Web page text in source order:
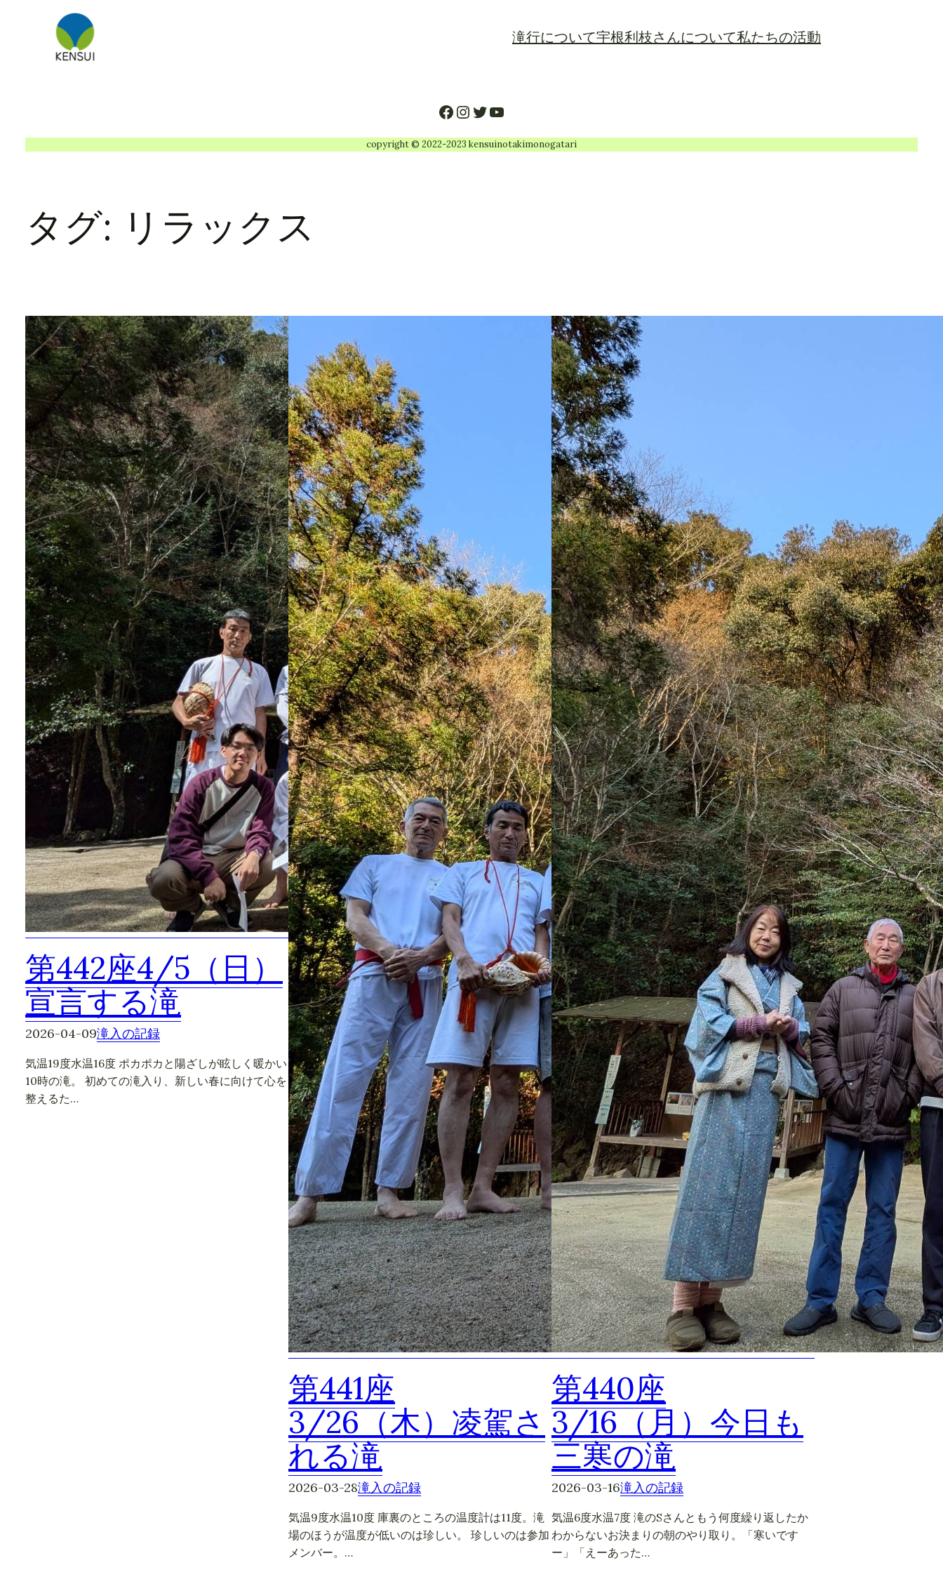
滝行について宇根利枝さんについて私たちの活動
Facebook
Instagram
Twitter
YouTube
copyright © 2022-2023 kensuinotakimonogatari
タグ: リラックス
第442座4/5（日）
宣言する滝
2026-04-09滝入の記録
気温19度水温16度 ポカポカと陽ざしが眩しく暖かい
10時の滝。 初めての滝入り、新しい春に向けて心を
整えるた…
第441座
3/26（木）凌駕さ
れる滝
2026-03-28滝入の記録
気温9度水温10度 庫裏のところの温度計は11度。滝
場のほうが温度が低いのは珍しい。 珍しいのは参加
メンバー。…
第440座
3/16（月）今日も
三寒の滝
2026-03-16滝入の記録
気温6度水温7度 滝のSさんともう何度繰り返したか
わからないお決まりの朝のやり取り。「寒いです
ー」「えーあった…